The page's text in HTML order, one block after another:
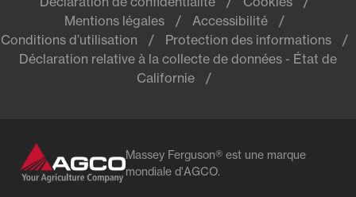
Mentions légales
Accessibilité
Conditions d’utilisation
Protection des informations
Déclaration relative à la collecte de données - État de
Californie
Massey Ferguson® est une marque
mondiale d'AGCO.